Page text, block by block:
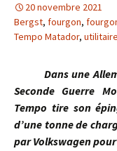
20 novembre 2021
Bergst, fourgon,
Tempo Matador, utilitaire
Dans une
Seconde Guerre
Tempo tire son
d’une tonne de
par Volkswagen